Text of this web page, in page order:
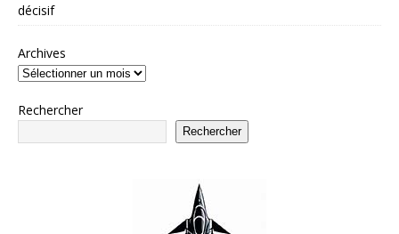
décisif
Archives
Rechercher
Rechercher